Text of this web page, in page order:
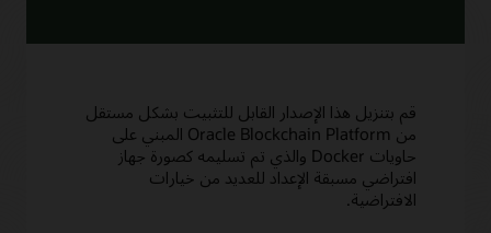
قم بتنزيل هذا الإصدار القابل للتثبيت بشكل مستقل
من Oracle Blockchain Platform المبني على
حاويات Docker والذي تم تسليمه كصورة جهاز
افتراضي مسبقة الإعداد للعديد من خيارات
الافتراضية.